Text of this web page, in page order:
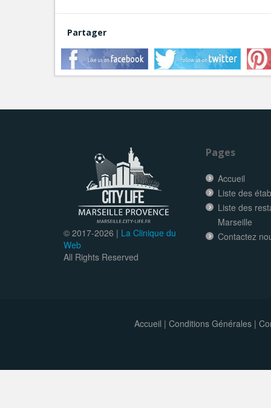
Partager
© 2017-2026 | La Clinique du
Web
All Rights Reserved
Pages
Accueil
Liste des
Liste des
Marseille
Contactez
Accueil | Conditions Générales|